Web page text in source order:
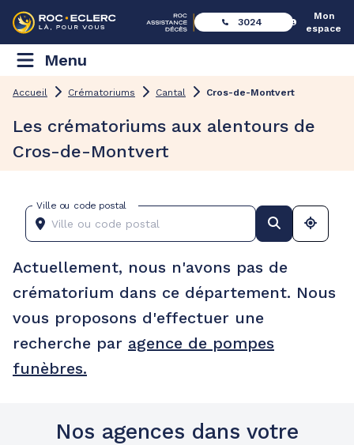
3024
Mon
espace
Menu
Accueil Crématoriums Cantal Cros-de-Montvert
Les crématoriums aux alentours de
Cros-de-Montvert
Ville ou code postal
Actuellement, nous n'avons pas de
crématorium dans ce département. Nous
vous proposons d'effectuer une
recherche par agence de pompes
funèbres.
Nos agences dans votre